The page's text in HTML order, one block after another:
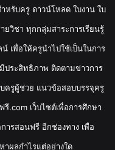
หรับครู ดาวน์โหลด ใบงาน ใบ
วิชา ทุกกลุ่มสาระการเรียนรู้
เพื่อให้ครูนำไปใช้เป็นในการ
ประสิทธิภาพ ติดตามข่าวการ
ครูผู้ช่วย แนวข้อสอบบรรจุครู
.com เว็บไซต์เพื่อการศึกษา
ารสอนฟรี อีกช่องทาง เพื่อ
ผลกำไรแต่อย่างใด